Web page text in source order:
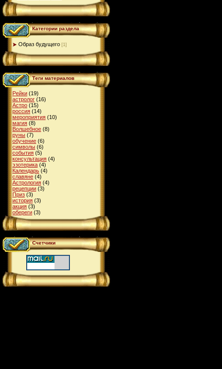
Категории раздела
Образ будущего [1]
Теги материалов
Рейки (19)
астролог (16)
Астро (15)
россия (14)
мероприятия (10)
магия (8)
Волшебное (8)
руны (7)
обучение (6)
символы (6)
события (5)
консультация (4)
эзотерика (4)
Календарь (4)
славяне (4)
Астрология (4)
рецепции (3)
Приз (3)
история (3)
акция (3)
обереги (3)
Счетчики